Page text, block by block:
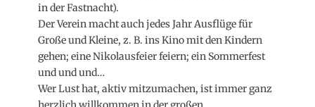
in der Fastnacht).
Der Verein macht auch jedes Jahr Ausflüge für
Große und Kleine, z. B. ins Kino mit den Kindern
gehen; eine Nikolausfeier feiern; ein Sommerfest
und und und…
Wer Lust hat, aktiv mitzumachen, ist immer ganz